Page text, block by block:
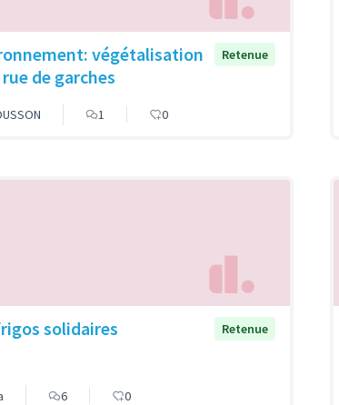
végétalisation
de garches
Retenue
1 0
solidaires Retenue
6 0